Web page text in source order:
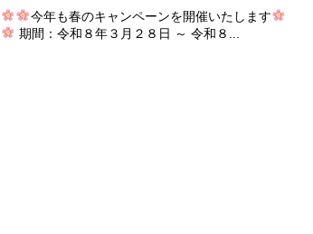
今年も春のキャンペーンを開催いたします
期間：令和８年３月２８日 ～ 令和８...